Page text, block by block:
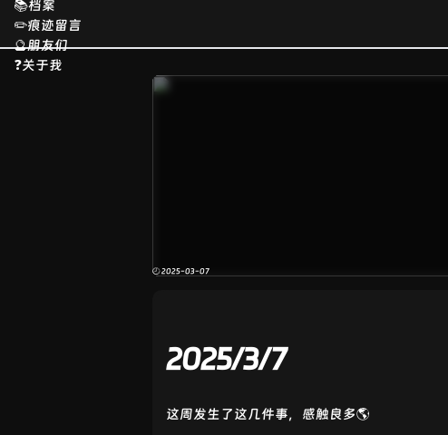
📚档案
✏️痕迹留言
🔮朋友们
❓关于我
🕘 2025-03-07
2025/3/7
这周发生了这几件事，感触良多🌎